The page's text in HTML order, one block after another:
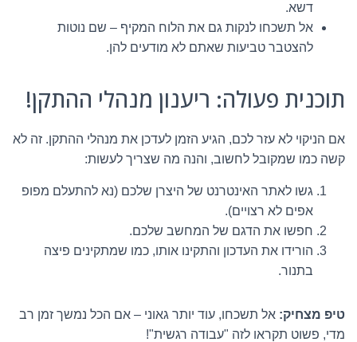
דשא.
אל תשכחו לנקות גם את הלוח המקיף – שם נוטות
להצטבר טביעות שאתם לא מודעים להן.
תוכנית פעולה: ריענון מנהלי ההתקן!
אם הניקוי לא עזר לכם, הגיע הזמן לעדכן את מנהלי ההתקן. זה לא
קשה כמו שמקובל לחשוב, והנה מה שצריך לעשות:
גשו לאתר האינטרנט של היצרן שלכם (נא להתעלם מפופ
אפים לא רצויים).
חפשו את הדגם של המחשב שלכם.
הורידו את העדכון והתקינו אותו, כמו שמתקינים פיצה
בתנור.
טיפ מצחיק: אל תשכחו, עוד יותר גאוני – אם הכל נמשך זמן רב
מדי, פשוט תקראו לזה "עבודה רגשית"!